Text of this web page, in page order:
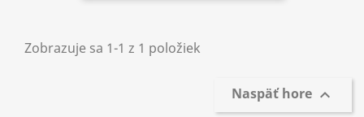
Zobrazuje sa 1-1 z 1 položiek
Naspäť hore 